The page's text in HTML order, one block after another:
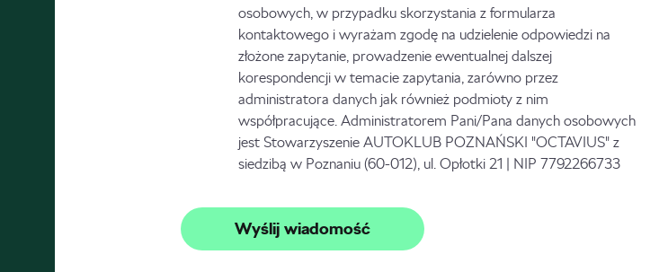
osobowych, w przypadku skorzystania z formularza
kontaktowego i wyrażam zgodę na udzielenie odpowiedzi na
złożone zapytanie, prowadzenie ewentualnej dalszej
korespondencji w temacie zapytania, zarówno przez
administratora danych jak również podmioty z nim
współpracujące. Administratorem Pani/Pana danych osobowych
jest Stowarzyszenie AUTOKLUB POZNAŃSKI "OCTAVIUS" z
siedzibą w Poznaniu (60-012), ul. Opłotki 21 | NIP 7792266733